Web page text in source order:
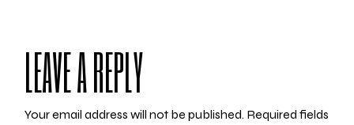
LEAVE A REPLY
Your email address will not be published. Required fields